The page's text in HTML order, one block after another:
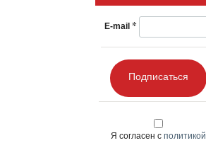
E-mail *
Подписаться
Я согласен с политикой